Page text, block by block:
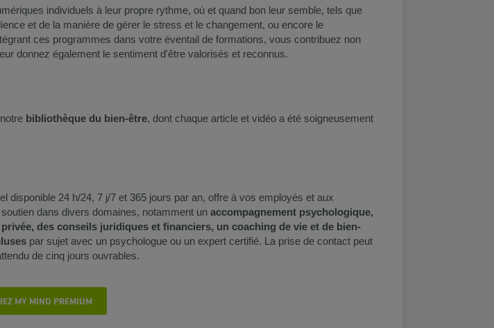
individuels à leur propre rythme, où et quand bon leur semble, tels que
et de la manière de gérer le stress et le changement, ou encore le
ces programmes dans votre éventail de formations, vous contribuez non
donnez également le sentiment d'être valorisés et reconnus.
bibliothèque du bien-être, dont chaque article et vidéo a été soigneusement
disponible 24 h/24, 7 j/7 et 365 jours par an, offre à vos employés et aux
dans divers domaines, notamment un accompagnement psychologique,
des conseils juridiques et financiers, un coaching de vie et de bien-
par sujet avec un psychologue ou un expert certifié. La prise de contact peut
de cinq jours ouvrables.
MY MIND PREMIUM